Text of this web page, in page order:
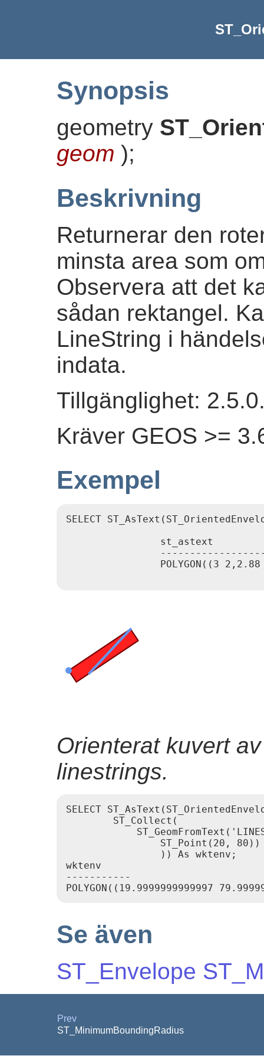
Synopsis
geometry
geom );
Beskrivning
Returnerar den
minsta area som
Observera att det
sådan rektangel.
LineString i
indata.
Tillgänglighet:
Kräver GEOS >=
Exempel
SELECT
                st_astext
POLYGON((3
Orienterat kuvert
linestrings.
SELECT
        ST_Collect(
                ST_Point(20, 80))
                )) As wktenv;
wktenv
-----------
Se även
ST_Envelope
Prev
ST_MinimumBoundingRadius